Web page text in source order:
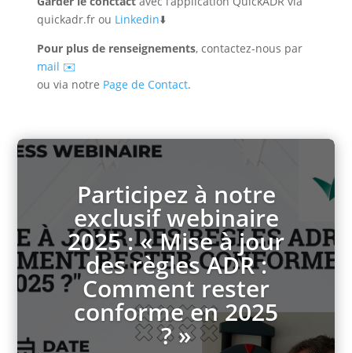
quickadr.fr ou Linkedin⬇️
Pour plus de renseignements, contactez-nous par
mail ✉️
ou via notre Page de Contact.
Participez à notre
exclusif webinaire
2025 : « Mise à jour
des règles ADR :
Comment rester
conforme en 2025
? »